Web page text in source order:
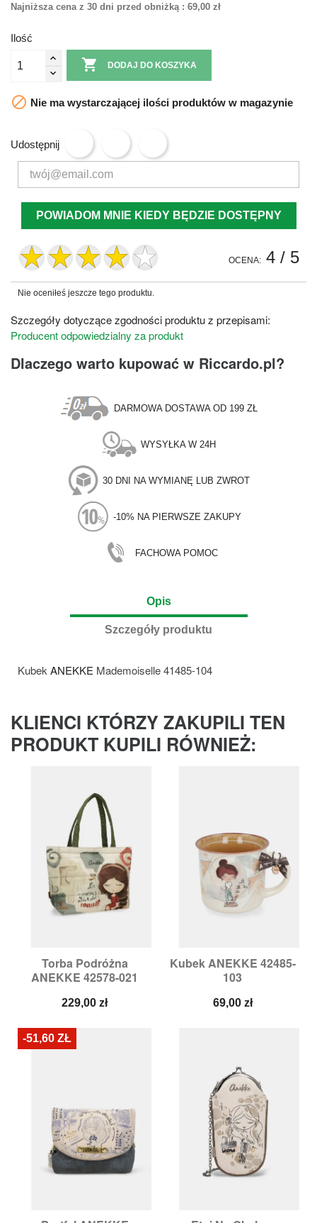
Najniższa cena z 30 dni przed obniżką : 69,00 zł
Ilość
 DODAJ DO KOSZYKA
 Nie ma wystarczającej ilości produktów w magazynie
Udostępnij
POWIADOM MNIE KIEDY BĘDZIE DOSTĘPNY
OCENA: 4 / 5
Nie oceniłeś jeszcze tego produktu.
Szczegóły dotyczące zgodności produktu z przepisami:
Producent odpowiedzialny za produkt
Dlaczego warto kupować w Riccardo.pl?
DARMOWA DOSTAWA OD 199 ZŁ
WYSYŁKA W 24H
30 DNI NA WYMIANĘ LUB ZWROT
-10% NA PIERWSZE ZAKUPY
FACHOWA POMOC
Opis
Szczegóły produktu
Kubek ANEKKE Mademoiselle 41485-104
KLIENCI KTÓRZY ZAKUPILI TEN
PRODUKT KUPILI RÓWNIEŻ:
Torba Podróżna
ANEKKE 42578-021
Cena
229,00 zł
Kubek ANEKKE 42485-
103
Cena
69,00 zł
-51,60 ZŁ